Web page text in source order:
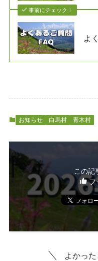
事前にチェック！
よ
お知らせ 白馬村 青木村
この記
フ
よかっ